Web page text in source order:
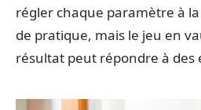
régler chaque paramètre à
de pratique, mais le jeu en
résultat peut répondre à des